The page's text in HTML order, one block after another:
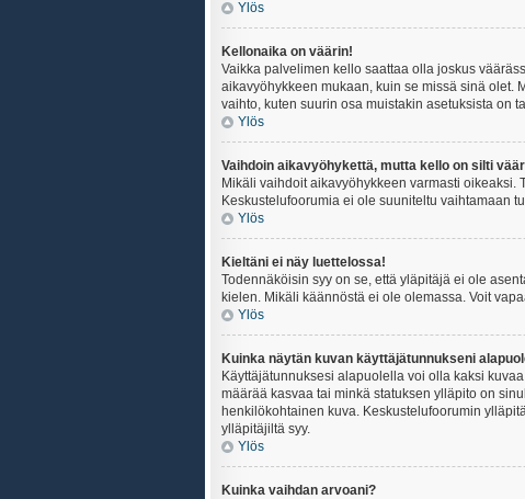
Ylös
Kellonaika on väärin!
Vaikka palvelimen kello saattaa olla joskus
aikavyöhykkeen mukaan, kuin se missä sinä olet.
vaihto, kuten suurin osa muistakin asetuksista on
Ylös
Vaihdoin aikavyöhykettä, mutta kello on silti
Mikäli vaihdoit aikavyöhykkeen varmasti
Keskustelufoorumia ei ole suuniteltu vaihtamaan
Ylös
Kieltäni ei näy luettelossa!
Todennäköisin syy on se, että yläpitäjä ei ole
kielen. Mikäli käännöstä ei ole olemassa. Voit
Ylös
Kuinka näytän kuvan käyttäjätunnukseni
Käyttäjätunnuksesi alapuolella voi olla kaksi
määrää kasvaa tai minkä statuksen ylläpito on
henkilökohtainen kuva. Keskustelufoorumin
ylläpitäjiltä syy.
Ylös
Kuinka vaihdan arvoani?